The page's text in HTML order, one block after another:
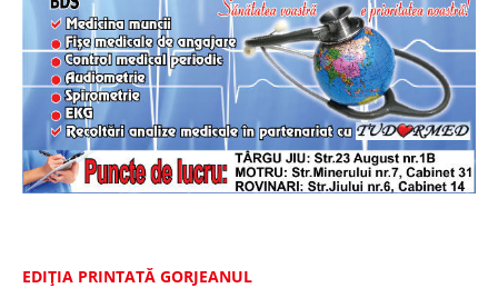
EDIȚIA PRINTATĂ GORJEANUL